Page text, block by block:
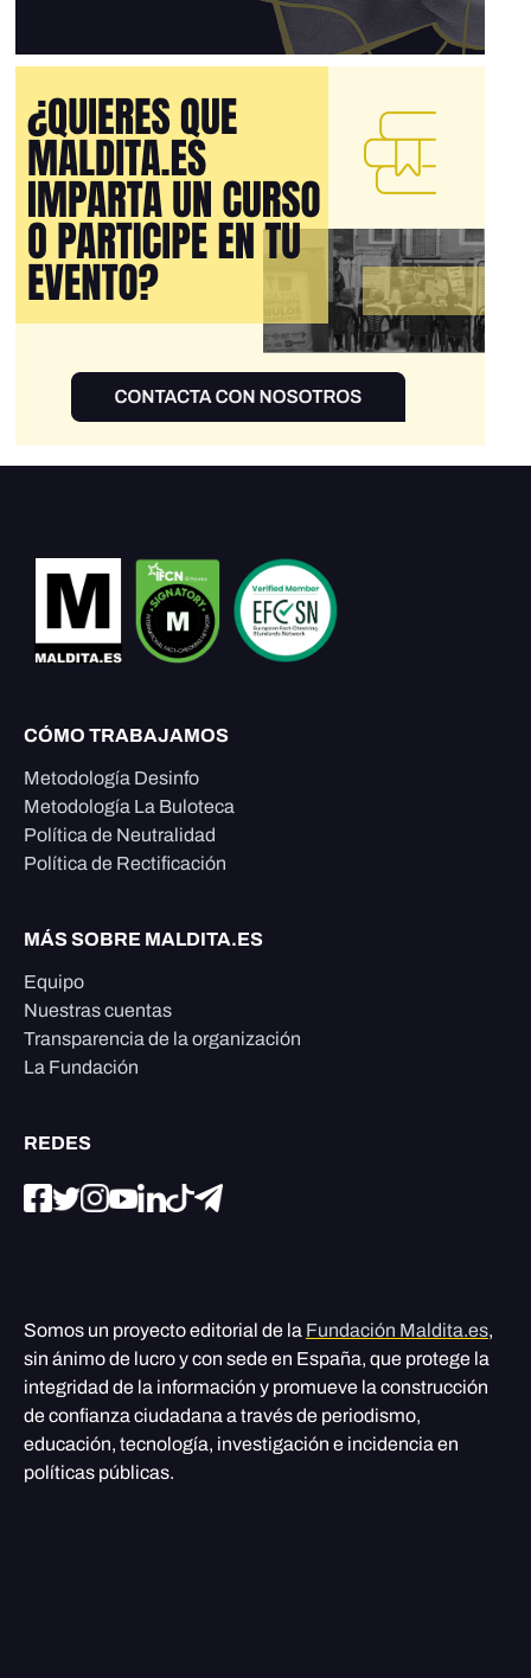
CÓMO TRABAJAMOS
Metodología Desinfo
Metodología La Buloteca
Política de Neutralidad
Política de Rectificación
MÁS SOBRE MALDITA.ES
Equipo
Nuestras cuentas
Transparencia de la organización
La Fundación
REDES
Somos un proyecto editorial de la Fundación Maldita.es,
sin ánimo de lucro y con sede en España, que protege la
integridad de la información y promueve la construcción
de confianza ciudadana a través de periodismo,
educación, tecnología, investigación e incidencia en
políticas públicas.